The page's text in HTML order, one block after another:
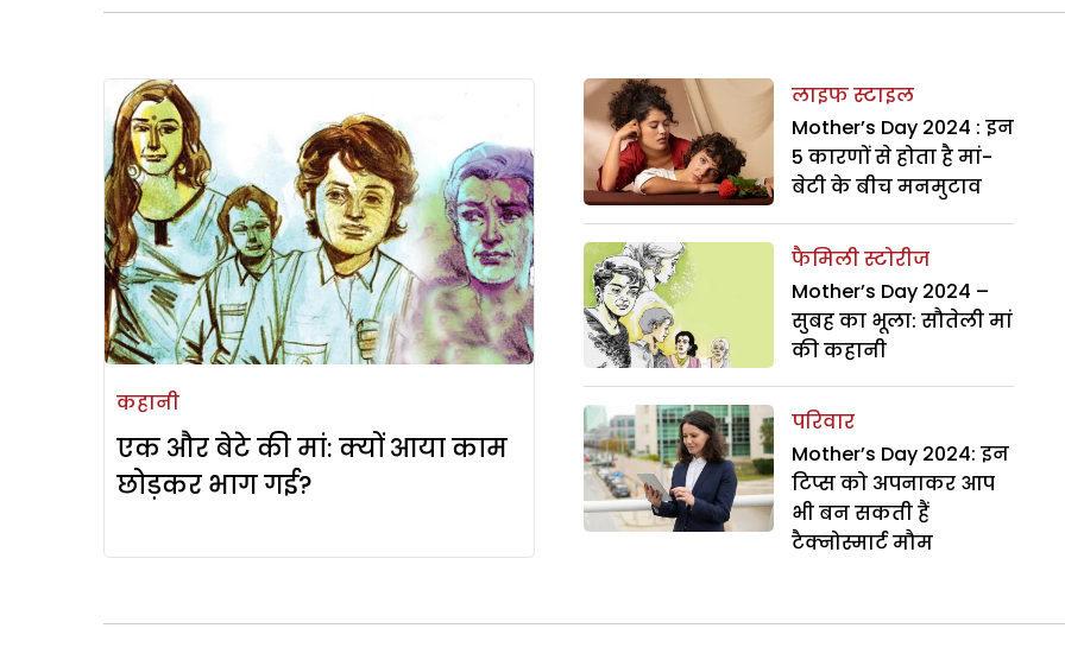
कहानी
एक और बेटे की मां: क्यों आया काम
छोड़कर भाग गई?
लाइफ स्टाइल
Mother’s Day 2024 : इन
5 कारणों से होता है मां-
बेटी के बीच मनमुटाव
फैमिली स्टोरीज
Mother’s Day 2024 –
सुबह का भूला: सौतेली मां
की कहानी
परिवार
Mother’s Day 2024: इन
टिप्स को अपनाकर आप
भी बन सकती हैं
टैक्नोस्मार्ट मौम